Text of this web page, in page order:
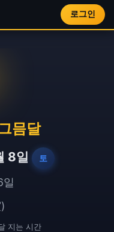
로그인
믐달
8일 토
지는 시간